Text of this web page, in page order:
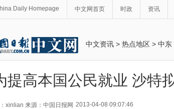
Daily Homepage 中文网首页 时政 资讯
中文资讯 > 热点地区 > 中东
提高本国公民就业 沙特
xinlian 来源：中国日报网 2013-04-08 09:07:46